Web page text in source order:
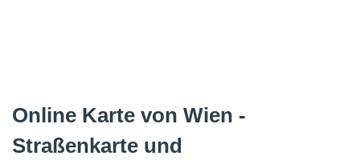
Online Karte von Wien -
Straßenkarte und